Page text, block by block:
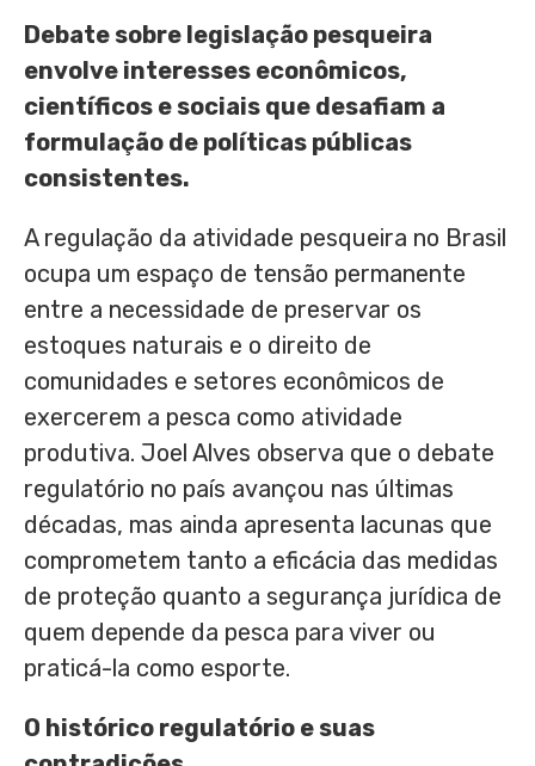
Debate sobre legislação pesqueira
envolve interesses econômicos,
científicos e sociais que desafiam a
formulação de políticas públicas
consistentes.
A regulação da atividade pesqueira no Brasil
ocupa um espaço de tensão permanente
entre a necessidade de preservar os
estoques naturais e o direito de
comunidades e setores econômicos de
exercerem a pesca como atividade
produtiva. Joel Alves observa que o debate
regulatório no país avançou nas últimas
décadas, mas ainda apresenta lacunas que
comprometem tanto a eficácia das medidas
de proteção quanto a segurança jurídica de
quem depende da pesca para viver ou
praticá-la como esporte.
O histórico regulatório e suas